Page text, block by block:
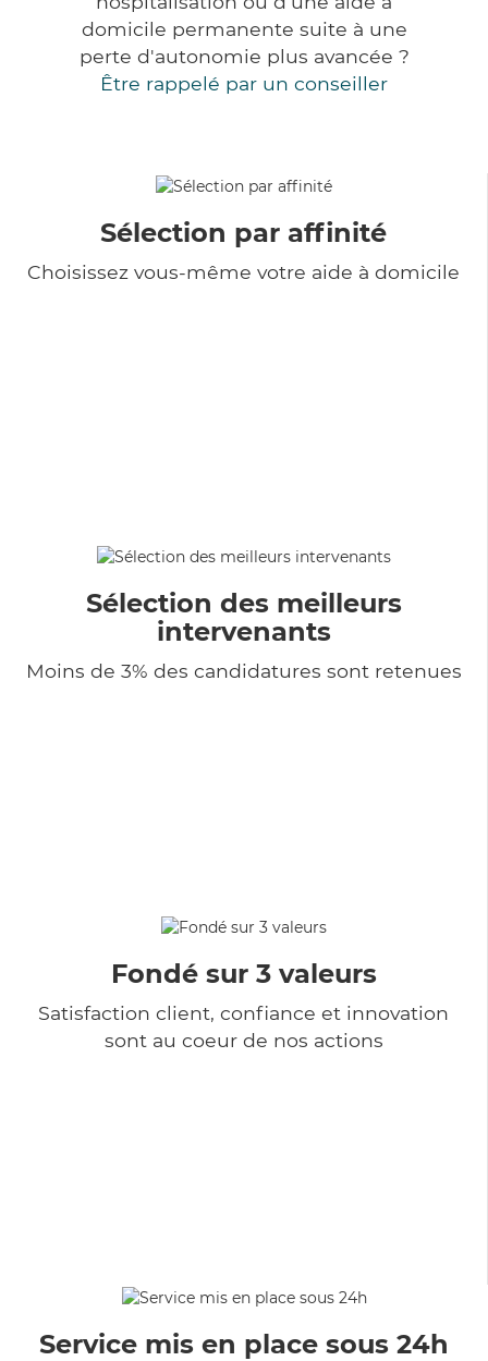
domicile permanente suite à une
perte d'autonomie plus avancée ?
Être rappelé par un conseiller
Sélection par affinité
Choisissez vous-même votre aide à domicile
Sélection des meilleurs
intervenants
Moins de 3% des candidatures sont retenues
Fondé sur 3 valeurs
Satisfaction client, confiance et innovation
sont au coeur de nos actions
Service mis en place sous 24h